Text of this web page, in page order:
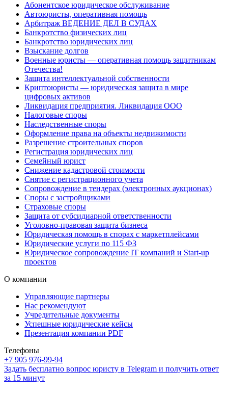
Абонентское юридическое обслуживание
Автоюристы, оперативная помощь
Арбитраж ВЕДЕНИЕ ДЕЛ В СУДАХ
Банкротство физических лиц
Банкротство юридических лиц
Взыскание долгов
Военные юристы — оперативная помощь защитникам
Отечества!
Защита интеллектуальной собственности
Криптоюристы — юридическая защита в мире
цифровых активов
Ликвидация предприятия. Ликвидация ООО
Налоговые споры
Наследственные споры
Оформление права на объекты недвижимости
Разрешение строительных споров
Регистрация юридических лиц
Семейный юрист
Снижение кадастровой стоимости
Снятие с регистрационного учета
Сопровождение в тендерах (электронных аукционах)
Споры с застройщиками
Страховые споры
Защита от субсидиарной ответственности
Уголовно-правовая защита бизнеса
Юридическая помощь в спорах с маркетплейсами
Юридические услуги по 115 ФЗ
Юридическое сопровождение IT компаний и Start-up
проектов
О компании
Управляющие партнеры
Нас рекомендуют
Учредительные документы
Успешные юридические кейсы
Презентация компании PDF
Телефоны
+7 905 976-99-94
Задать бесплатно вопрос юристу в Telegram и получить ответ
за 15 минут